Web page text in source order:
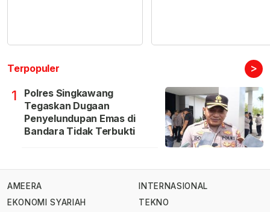
Terpopuler >
1
Polres Singkawang
Tegaskan Dugaan
Penyelundupan Emas di
Bandara Tidak Terbukti
AMEERA
EKONOMI SYARIAH
INTERNASIONAL
TEKNO